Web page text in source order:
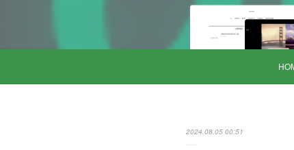
2024.08.05 00:51